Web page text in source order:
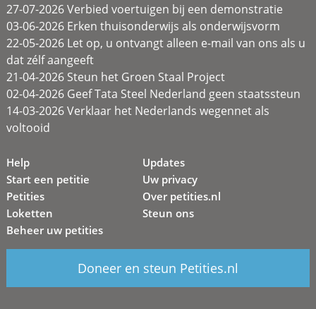
27-07-2026 Verbied voertuigen bij een demonstratie
03-06-2026 Erken thuisonderwijs als onderwijsvorm
22-05-2026 Let op, u ontvangt alleen e-mail van ons als u
dat zélf aangeeft
21-04-2026 Steun het Groen Staal Project
02-04-2026 Geef Tata Steel Nederland geen staatssteun
14-03-2026 Verklaar het Nederlands wegennet als
voltooid
Help
Start een petitie
Petities
Loketten
Beheer uw petities
Updates
Uw privacy
Over petities.nl
Steun ons
Doneer en steun Petities.nl